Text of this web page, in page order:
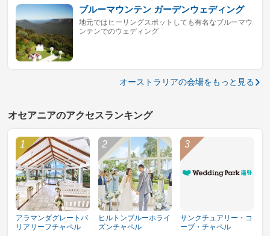
ブルーマウンテン ガーデンウェディング
地元ではヒーリングスポットしても有名なブルーマウ
ンテンでのウェディング
オーストラリアの会場をもっと見る
オセアニアのアクセスランキング
アラマンダグレートバ
リアリーフチャペル
ヒルトンブルーホライ
ズンチャペル
サンクチュアリー・コ
ーブ・チャペル